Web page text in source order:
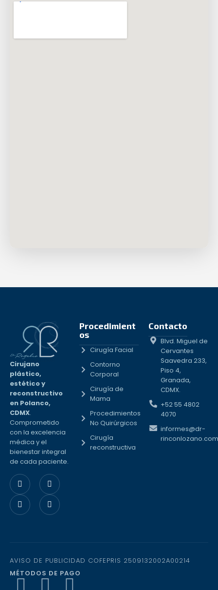
Cirujano
plástico,
estético y
reconstructivo
en Polanco,
CDMX.
Comprometido
con la excelencia
médica y el
bienestar integral
de cada paciente.
Procedimient
os
Cirugía Facial
Contorno
Corporal
Cirugía de
Mama
Procedimientos
No Quirúrgicos
Cirugía
reconstructiva
Contacto
Blvd. Miguel de
Cervantes
Saavedra 233,
Piso 4,
Granada,
CDMX.
+52 55 4802
4070
informes@dr-
AVISO DE PUBLICIDAD COFEPRIS 2509132002A00214
MÉTODOS DE PAGO